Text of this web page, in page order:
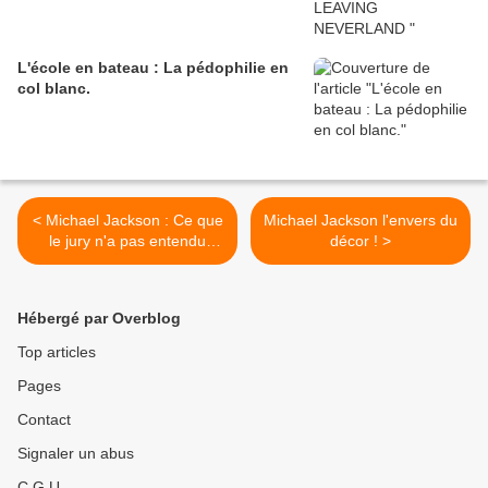
L'école en bateau : La pédophilie en
col blanc.
< Michael Jackson : Ce que
le jury n'a pas entendu
dans le procès de 2005
Michael Jackson l'envers du
décor ! >
Hébergé par Overblog
Top articles
Pages
Contact
Signaler un abus